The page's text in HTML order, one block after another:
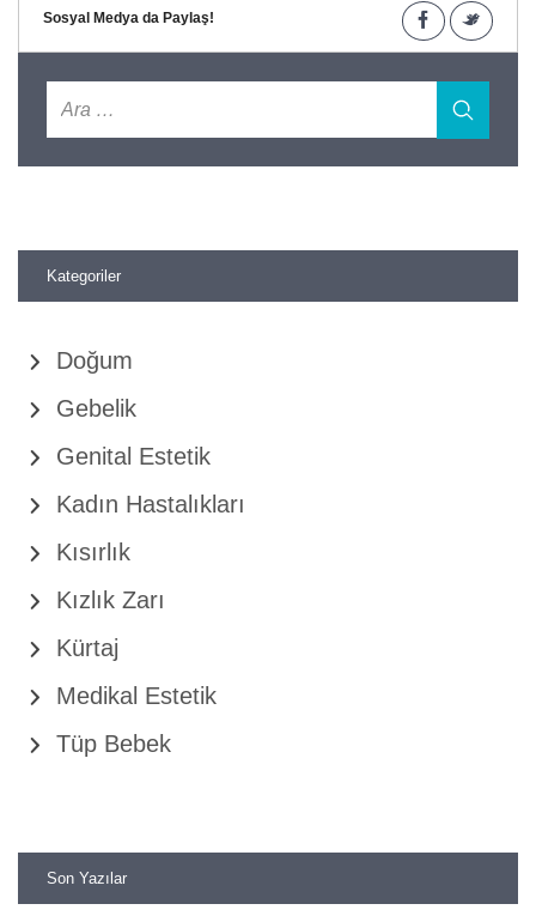
Sosyal Medya da Paylaş!
Kategoriler
Doğum
Gebelik
Genital Estetik
Kadın Hastalıkları
Kısırlık
Kızlık Zarı
Kürtaj
Medikal Estetik
Tüp Bebek
Son Yazılar